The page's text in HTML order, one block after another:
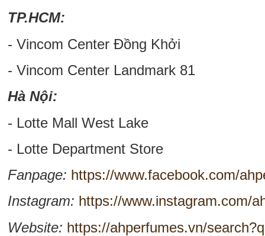
TP.HCM:
- Vincom Center Đồng Khởi
- Vincom Center Landmark 81
Hà Nội:
- Lotte Mall West Lake
- Lotte Department Store
Fanpage: https://www.facebook.com/
Instagram: https://www.instagram.com/
Website: https://ahperfumes.vn/